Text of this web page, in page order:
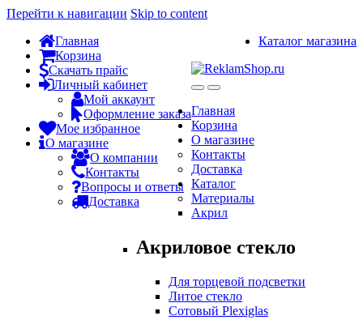
Перейти к навигации Skip to content
Главная
Корзина
Скачать прайс
Личный кабинет
Мой аккаунт
Оформление заказа
Мое избранное
О магазине
О компании
Контакты
Вопросы и ответы
Доставка
Каталог магазина
Главная
Корзина
О магазине
Контакты
Доставка
Каталог
Материалы
Акрил
Акриловое стекло
Для торцевой подсветки
Литое стекло
Сотовый Plexiglas